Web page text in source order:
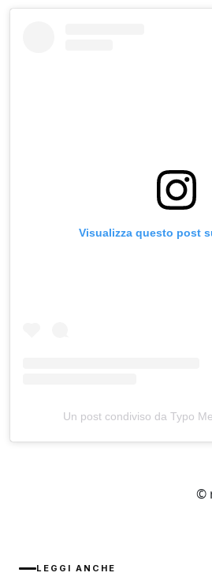
Visualizza questo post
Un post condiviso da Typo
©
LEGGI ANCHE